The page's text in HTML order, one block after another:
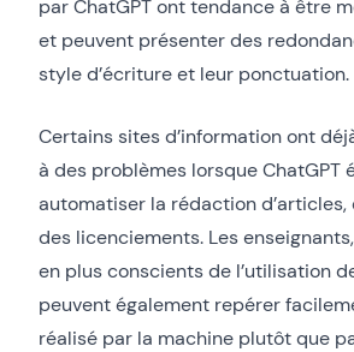
par ChatGPT ont tendance à être
et peuvent présenter des
style d’écriture et leur ponctuation.
Certains sites d’information ont
à des problèmes lorsque ChatGPT
automatiser la rédaction
des licenciements. Les
en plus conscients de l’utilisation
peuvent également repérer
réalisé par la machine plutôt que